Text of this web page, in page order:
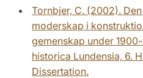
Tornbjer, C. (2002).
moderskap i
gemenskap under
historica Lundensia, 6.
Dissertation.